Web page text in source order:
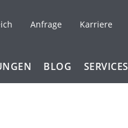
Anfrage Karriere
BLOG SERVICES